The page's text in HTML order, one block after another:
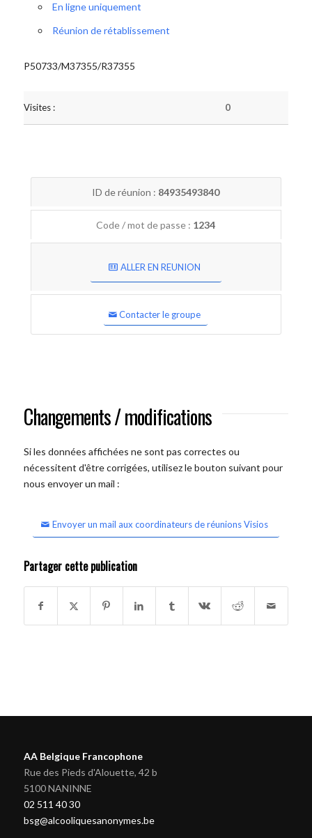
En ligne uniquement
Réunion de rétablissement
P50733/M37355/R37355
Visites : 0
ID de réunion : 84935493840
Code / mot de passe : 1234
ALLER EN REUNION
Contacter le groupe
Changements / modifications
Si les données affichées ne sont pas correctes ou
nécessitent d'être corrigées, utilisez le bouton suivant pour
nous envoyer un mail :
Envoyer un mail aux coordinateurs de réunions Visios
Partager cette publication
AA Belgique Francophone
Rue des Pieds d'Alouette, 42 b
5100 NANINNE
02 511 40 30
bsg@alcooliquesanonymes.be